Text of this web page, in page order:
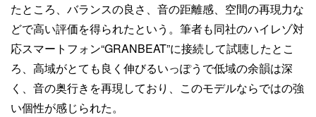
たところ、バランスの良さ、音の距離感、空間の再現力な
どで高い評価を得られたという。筆者も同社のハイレゾ対
応スマートフォン“GRANBEAT”に接続して試聴したとこ
ろ、高域がとても良く伸びるいっぽうで低域の余韻は深
く、音の奥行きを再現しており、このモデルならではの強
い個性が感じられた。